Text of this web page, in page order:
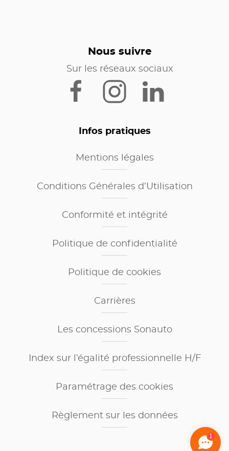
Nous suivre
Sur les réseaux sociaux
Infos pratiques
Mentions légales
Conditions Générales d’Utilisation
Conformité et intégrité
Politique de confidentialité
Politique de cookies
Carrières
Les concessions Sonauto
Index sur l’égalité professionnelle H/F
Paramétrage des cookies
Règlement sur les données
1